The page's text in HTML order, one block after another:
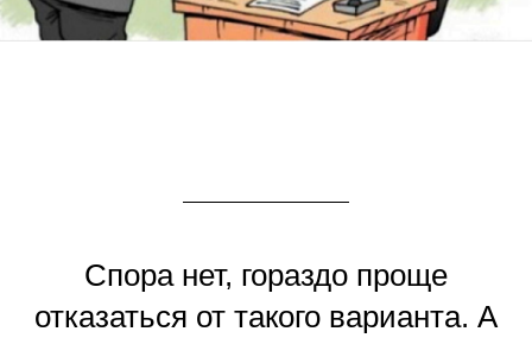
Спора нет, гораздо проще
отказаться от такого варианта. А